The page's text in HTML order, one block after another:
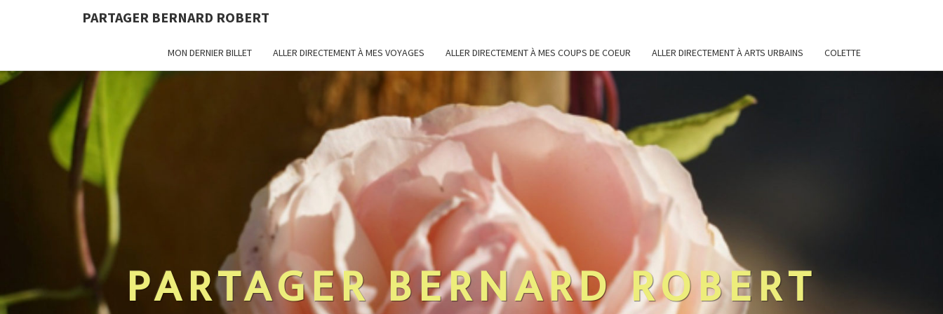
PARTAGER BERNARD ROBERT
MON DERNIER BILLET ALLER DIRECTEMENT À MES VOYAGES ALLER DIRECTEMENT À MES COUPS DE COEUR ALLER DIRECTEMENT À ARTS URBAINS COLETTE
PARTAGER BERNARD ROBERT